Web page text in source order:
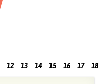
12 13 14 15 16 17 18